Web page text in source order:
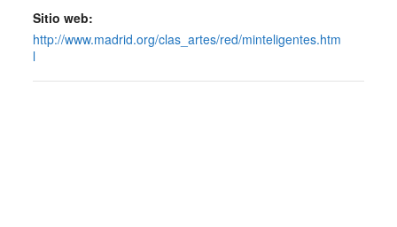
Sitio web:
http://www.madrid.org/clas_artes/red/minteligentes.htm
l